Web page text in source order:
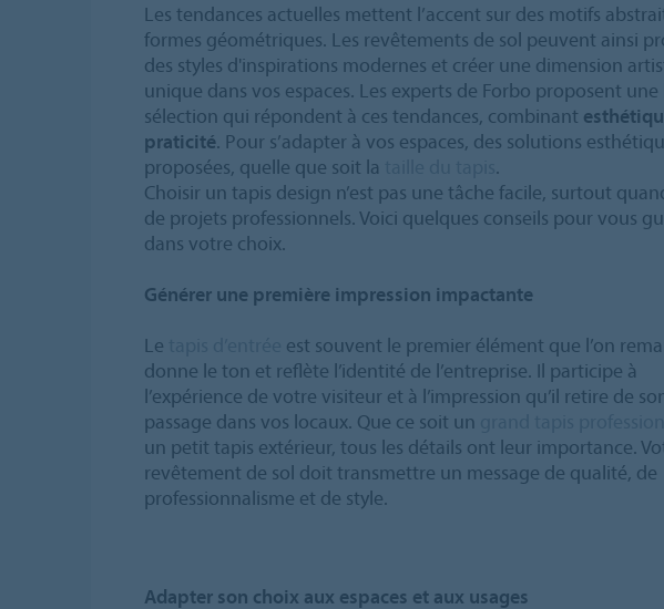
Les tendances actuelles mettent l’accent sur des motifs
formes géométriques. Les revêtements de sol peuvent ainsi
des styles d'inspirations modernes et créer une dimension
unique dans vos espaces. Les experts de Forbo proposent une
sélection qui répondent à ces tendances, combinant
praticité. Pour s’adapter à vos espaces, des solutions
proposées, quelle que soit la
.
Choisir un tapis design n’est pas une tâche facile, surtout
de projets professionnels. Voici quelques conseils pour vous
dans votre choix.
Générer une première impression impactante
Le
est souvent le premier élément que l’on
donne le ton et reflète l’identité de l’entreprise. Il participe à
l’expérience de votre visiteur et à l’impression qu’il retire de
passage dans vos locaux. Que ce soit un
un petit tapis extérieur, tous les détails ont leur importance.
revêtement de sol doit transmettre un message de qualité, de
professionnalisme et de style.
Adapter son choix aux espaces et aux usages